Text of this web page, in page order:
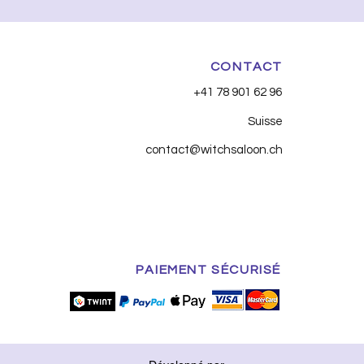
CONTACT
+41 78 901 62 96
Suisse
contact@witchsaloon.ch
PAIEMENT SÉCURISÉ